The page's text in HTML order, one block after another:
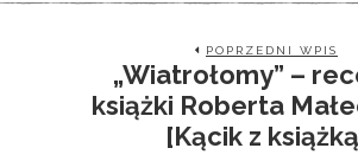
POPRZEDNI WPIS
„Wiatrołomy” –
książki Roberta
[Kącik z